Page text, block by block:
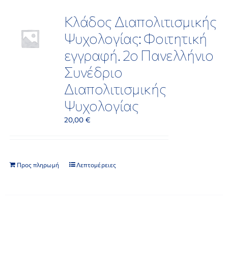
Κλάδος Διαπολιτισμικής
Ψυχολογίας: Φοιτητική
εγγραφή. 2ο Πανελλήνιο
Συνέδριο
Διαπολιτισμικής
Ψυχολογίας
20,00 €
Προς πληρωμή Λεπτομέρειες